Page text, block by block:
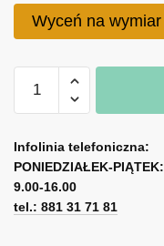
Wyceń na wymiar
Kopia
Anny
Wach
-
Fashion
l
t
e
r
Infolinia telefoniczna:
PONIEDZIAŁEK-PIĄTEK:
9.00-16.00
tel.: 881 31 71 81